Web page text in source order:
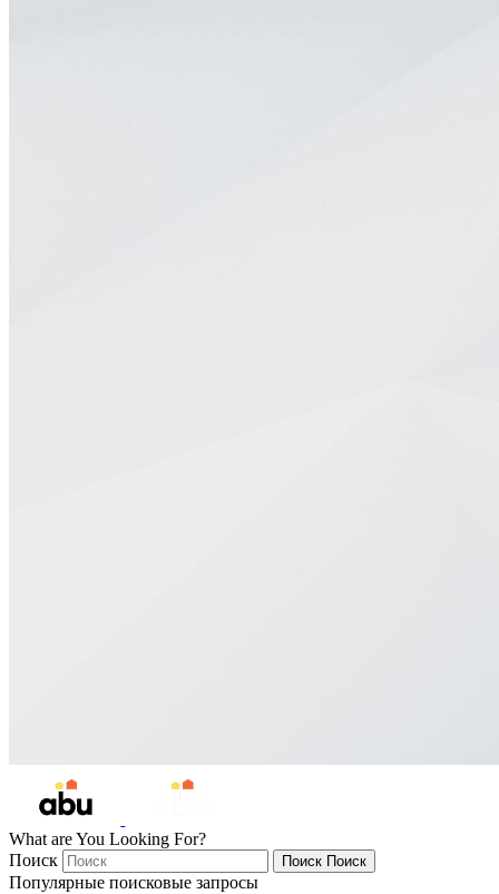
What are You Looking For?
Поиск
Поиск Поиск
Популярные поисковые запросы